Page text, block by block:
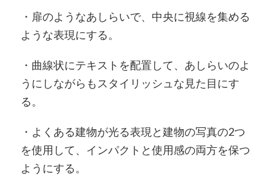
・扉のようなあしらいで、中央に視線を集める
ような表現にする。
・曲線状にテキストを配置して、あしらいのよ
うにしながらもスタイリッシュな見た目にす
る。
・よくある建物が光る表現と建物の写真の2つ
を使用して、インパクトと使用感の両方を保つ
ようにする。